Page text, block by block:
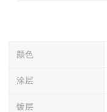
颜色
涂层
镀层